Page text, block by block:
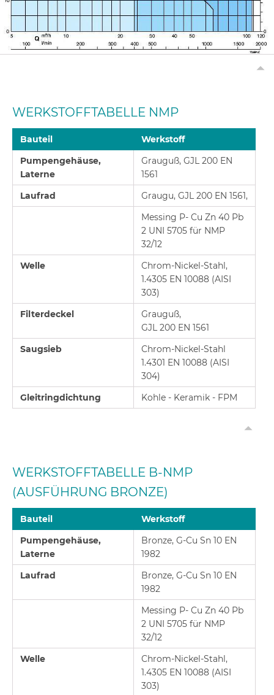
WERKSTOFFTABELLE NMP
Bauteil
Werkstoff
Pumpengehäuse,
Laterne
Grauguß, GJL 200 EN
1561
Laufrad
Graugu, GJL 200 EN 1561,
Messing P- Cu Zn 40 Pb
2 UNI 5705 für NMP
32/12
Welle
Chrom-Nickel-Stahl,
1.4305 EN 10088 (AISI
303)
Filterdeckel
Grauguß,
GJL 200 EN 1561
Saugsieb
Chrom-Nickel-Stahl
1.4301 EN 10088 (AISI
304)
Gleitringdichtung
Kohle - Keramik - FPM
WERKSTOFFTABELLE B-NMP
(AUSFÜHRUNG BRONZE)
Bauteil
Werkstoff
Pumpengehäuse,
Laterne
Bronze, G-Cu Sn 10 EN
1982
Laufrad
Bronze, G-Cu Sn 10 EN
1982
Messing P- Cu Zn 40 Pb
2 UNI 5705 für NMP
32/12
Welle
Chrom-Nickel-Stahl,
1.4305 EN 10088 (AISI
303)